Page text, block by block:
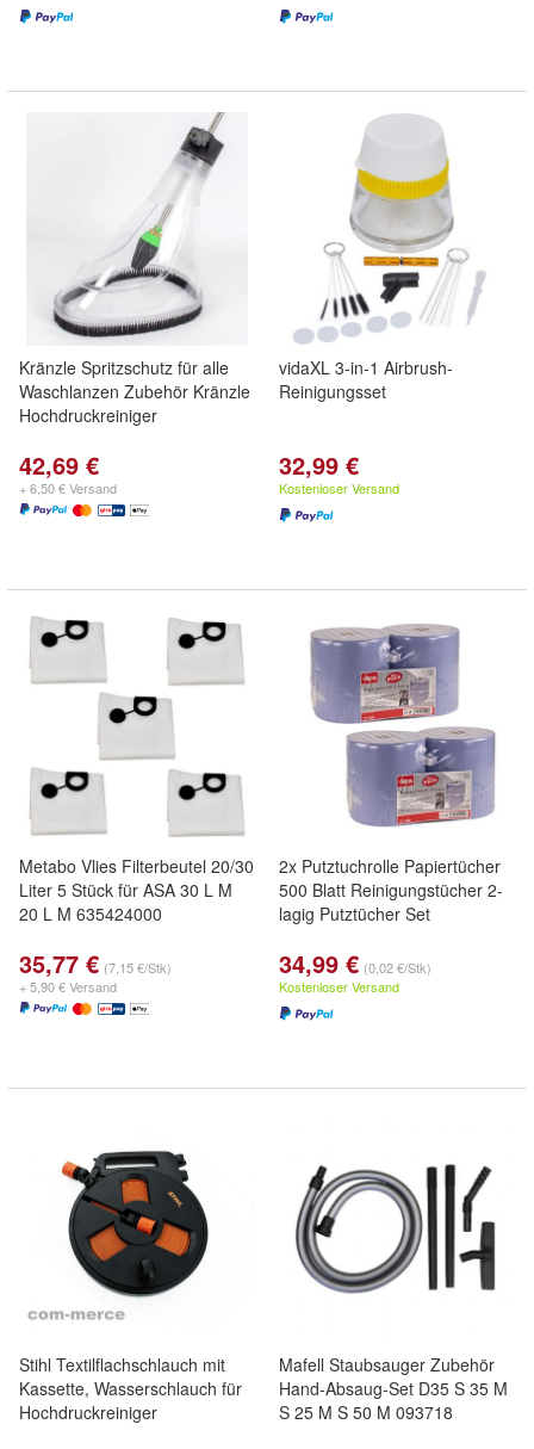
Kränzle Spritzschutz für alle
Waschlanzen Zubehör Kränzle
Hochdruckreiniger
42,69 €
+ 6,50 € Versand
vidaXL 3-in-1 Airbrush-
Reinigungsset
32,99 €
Kostenloser Versand
Metabo Vlies Filterbeutel 20/30
Liter 5 Stück für ASA 30 L M
20 L M 635424000
35,77 € (7,15 €/Stk)
+ 5,90 € Versand
2x Putztuchrolle Papiertücher
500 Blatt Reinigungstücher 2-
lagig Putztücher Set
34,99 € (0,02 €/Stk)
Kostenloser Versand
Stihl Textilflachschlauch mit
Kassette, Wasserschlauch für
Hochdruckreiniger
Mafell Staubsauger Zubehör
Hand-Absaug-Set D35 S 35 M
S 25 M S 50 M 093718